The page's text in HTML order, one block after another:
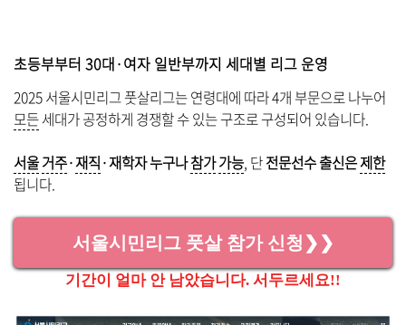
초등부부터 30대·여자 일반부까지 세대별 리그 운영
2025 서울시민리그 풋살리그는 연령대에 따라 4개 부문으로 나누어
모든세대가 공정하게 경쟁할 수 있는 구조로 구성되어 있습니다.
서울거주·재직·재학자 누구나참가가능, 단전문선수 출신은제한
됩니다.
서울시민리그 풋살 참가 신청❯❯
기간이 얼마 안 남았습니다. 서두르세요!!